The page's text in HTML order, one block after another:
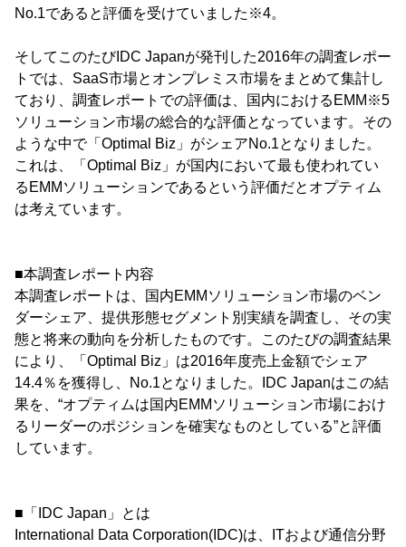
No.1であると評価を受けていました※4。
そしてこのたびIDC Japanが発刊した2016年の調査レポー
トでは、SaaS市場とオンプレミス市場をまとめて集計し
ており、調査レポートでの評価は、国内におけるEMM※5
ソリューション市場の総合的な評価となっています。その
ような中で「Optimal Biz」がシェアNo.1となりました。
これは、「Optimal Biz」が国内において最も使われてい
るEMMソリューションであるという評価だとオプティム
は考えています。
■本調査レポート内容
本調査レポートは、国内EMMソリューション市場のベン
ダーシェア、提供形態セグメント別実績を調査し、その実
態と将来の動向を分析したものです。このたびの調査結果
により、「Optimal Biz」は2016年度売上金額でシェア
14.4％を獲得し、No.1となりました。IDC Japanはこの結
果を、“オプティムは国内EMMソリューション市場におけ
るリーダーのポジションを確実なものとしている”と評価
しています。
■「IDC Japan」とは
International Data Corporation(IDC)は、ITおよび通信分野